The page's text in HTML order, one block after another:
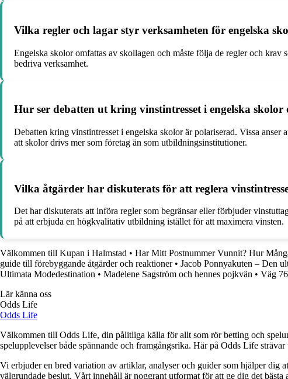
Vilka regler och lagar styr verksamheten för engelska
Engelska skolor omfattas av skollagen och måste följa de regler och
bedriva verksamhet.
Hur ser debatten ut kring vinstintresset i engelska
Debatten kring vinstintresset i engelska skolor är polariserad. Vissa
att skolor drivs mer som företag än som utbildningsinstitutioner.
Vilka åtgärder har diskuterats för att reglera
Det har diskuterats att införa regler som begränsar eller förbjuder
på att erbjuda en högkvalitativ utbildning istället för att maximera vinsten.
Välkommen till Kupan i Halmstad • Har Mitt Postnummer Vunnit? Hur
guide till förebyggande åtgärder och reaktioner• Jacob Ponnyakuten – Den
Ultimata Modedestination • Madelene Sagström och hennes pojkvän • Väg
Lär känna oss
Odds Life
Odds Life
Välkommen till Odds Life, din pålitliga källa för allt som rör betting och
spelupplevelser både spännande och framgångsrika. Här på Odds Life
Vi erbjuder en bred variation av artiklar, analyser och guider som hjälper dig
välgrundade beslut. Vårt innehåll är noggrant utformat för att ge dig det